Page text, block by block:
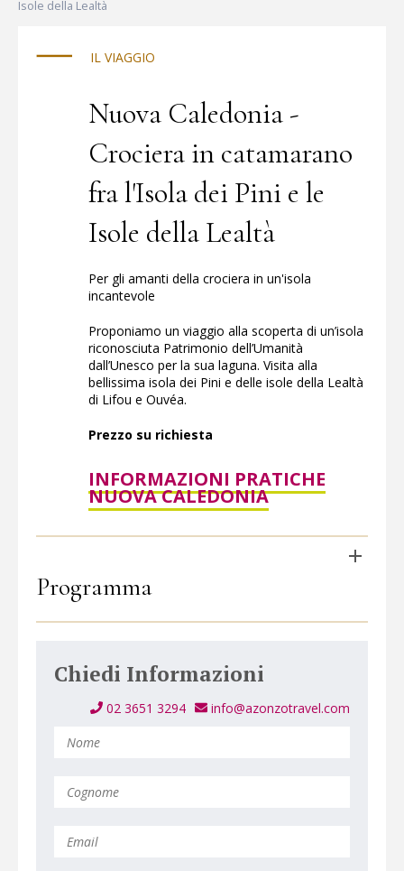
al sicuro.
Isole della Lealtà
IL VIAGGIO
Nuova Caledonia -
Crociera in catamarano
fra l'Isola dei Pini e le
Isole della Lealtà
Per gli amanti della crociera in un'isola
incantevole
Proponiamo un viaggio alla scoperta di un’isola
riconosciuta Patrimonio dell’Umanità
dall’Unesco per la sua laguna. Visita alla
bellissima isola dei Pini e delle isole della Lealtà
di Lifou e Ouvéa.
Prezzo su richiesta
INFORMAZIONI PRATICHE
NUOVA CALEDONIA
Programma
Chiedi Informazioni
info@azonzotravel.com
02 3651 3294